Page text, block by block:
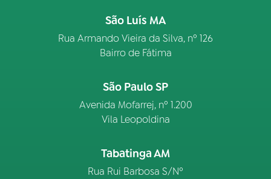
São Luís MA
Rua Armando Vieira da Silva, nº 126
Bairro de Fátima
São Paulo SP
Avenida Mofarrej, nº 1.200
Vila Leopoldina
Tabatinga AM
Rua Rui Barbosa S/Nº